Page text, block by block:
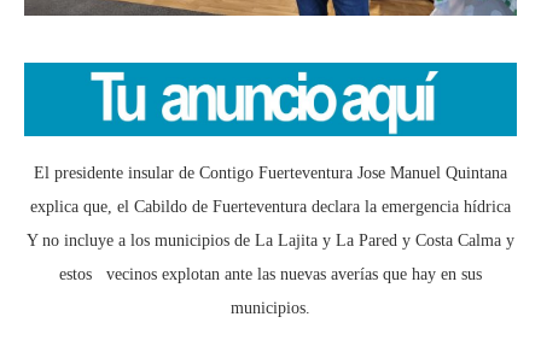
El presidente insular de Contigo Fuerteventura Jose Manuel Quintana
explica que, el Cabildo de Fuerteventura declara la emergencia hídrica
Y no incluye a los municipios de La Lajita y La Pared y Costa Calma y
estos vecinos explotan ante las nuevas averías que hay en sus
municipios.